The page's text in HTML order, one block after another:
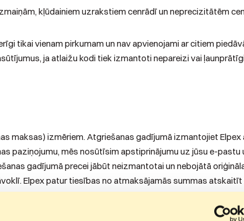
kļūdainiem uzrakstiem cenrādī un neprecizitātēm
tikai vienam pirkumam un nav apvienojami ar citiem
ja atlaižu kodi tiek izmantoti nepareizi vai
maksas) izmēriem. Atgriešanas gadījumā izmantojiet
paziņojumu, mēs nosūtīsim apstiprinājumu uz jūsu e-pastu
gadījumā precei jābūt neizmantotai un nebojātā
Elpex patur tiesības no atmaksājamās summas atskaitīt
izstrādājumu, piemēram, stieņu, atgriešanu tiks